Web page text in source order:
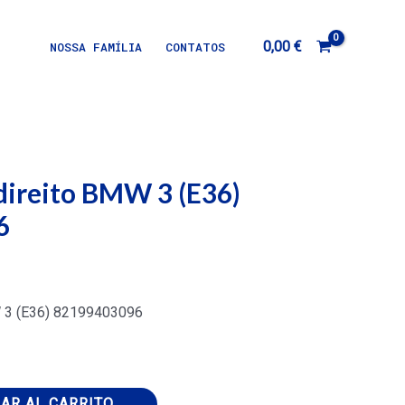
NOSSA FAMÍLIA CONTATOS 0,00 €
BMW 3 (E36)
(E36) 82199403096